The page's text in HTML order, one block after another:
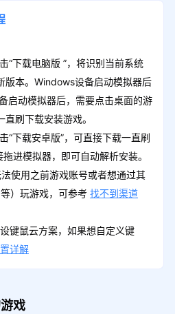
下载电脑版 ”，将识别当前系统
版本。Windows设备启动模拟器后
启动模拟器后，需要点击桌面的游
刷下载安装游戏。
下载安卓版”，可直接下载一直刷
进模拟器，即可自动解析安装。
使用之前游戏账号或者想通过其
）玩游戏，可参考 找不到渠道
键鼠云方案，如果想自定义键
详解
戏